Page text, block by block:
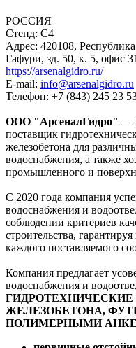
РОССИЯ
Стенд: C4
Адрес: 420108,
Гафури, зд. 50, к. 5, офис
https://arsenalgidro.ru/
E-mail: info@arsenalgidro.ru
Телефон: +7 (843) 245 23
ООО "АрсеналГидро" —
поставщик
железобетона для
водоснабжения, а также
промышленного и
С 2020 года компания
водоснабжения и
соблюдении критериев
строительства,
каждого поставляемого
Компания предлагает
водоснабжения и
ЖЕЛЕЗОБЕТОНА,
ПОЛИМЕРНЫМИ